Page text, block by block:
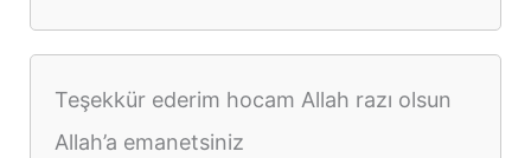
Teşekkür ederim hocam Allah razı olsun
Allah’a emanetsiniz